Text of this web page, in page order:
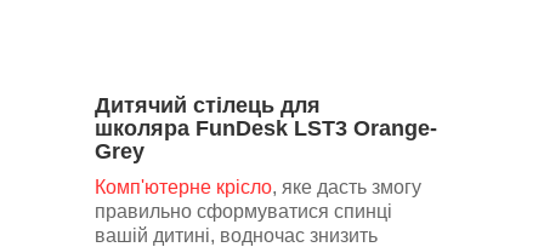
Дитячий стілець для
школяра FunDesk LST3 Orange-
Grey
Комп'ютерне крісло, яке дасть змогу
правильно сформуватися спинці
вашій дитині, водночас знизить